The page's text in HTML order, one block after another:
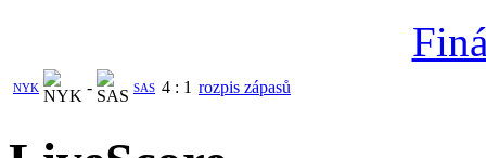
NYK - SAS 4 : 1 rozpis zápasů